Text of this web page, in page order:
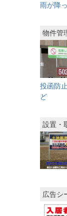
雨が降
物件管
投函防
ど
設置・
広告シ